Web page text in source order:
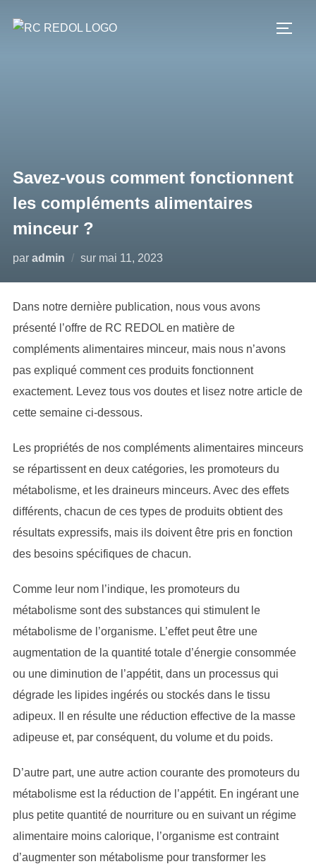
Savez-vous comment fonctionnent
les compléments alimentaires
minceur ?
par admin sur mai 11, 2023
Dans notre dernière publication, nous vous avons
présenté l’offre de RC REDOL en matière de
compléments alimentaires minceur, mais nous n’avons
pas expliqué comment ces produits fonctionnent
exactement. Levez tous vos doutes et lisez notre article de
cette semaine ci-dessous.
Les propriétés de nos compléments alimentaires minceurs
se répartissent en deux catégories, les promoteurs du
métabolisme, et les draineurs minceurs. Avec des effets
différents, chacun de ces types de produits obtient des
résultats expressifs, mais ils doivent être pris en fonction
des besoins spécifiques de chacun.
Comme leur nom l’indique, les promoteurs du
métabolisme sont des substances qui stimulent le
métabolisme de l’organisme. L’effet peut être une
augmentation de la quantité totale d’énergie consommée
ou une diminution de l’appétit, dans un processus qui
dégrade les lipides ingérés ou stockés dans le tissu
adipeux. Il en résulte une réduction effective de la masse
adipeuse et, par conséquent, du volume et du poids.
D’autre part, une autre action courante des promoteurs du
métabolisme est la réduction de l’appétit. En ingérant une
plus petite quantité de nourriture ou en suivant un régime
alimentaire moins calorique, l’organisme est contraint
d’augmenter son métabolisme pour transformer les